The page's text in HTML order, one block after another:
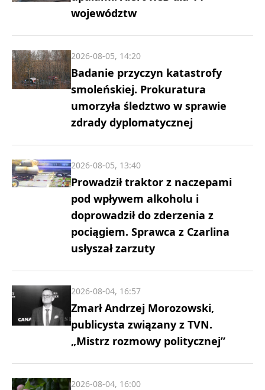
województw
Badanie przyczyn katastrofy
smoleńskiej. Prokuratura
umorzyła śledztwo w sprawie
zdrady dyplomatycznej
2026-08-05, 14:20
Prowadził traktor z naczepami
pod wpływem alkoholu i
doprowadził do zderzenia z
pociągiem. Sprawca z Czarlina
usłyszał zarzuty
2026-08-05, 13:40
Zmarł Andrzej Morozowski,
publicysta związany z TVN.
„Mistrz rozmowy politycznej”
2026-08-04, 16:57
2026-08-04, 16:00